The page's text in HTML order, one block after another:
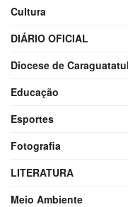
Cultura
DIÁRIO OFICIAL
Diocese de
Educação
Esportes
Fotografia
LITERATURA
Meio Ambiente